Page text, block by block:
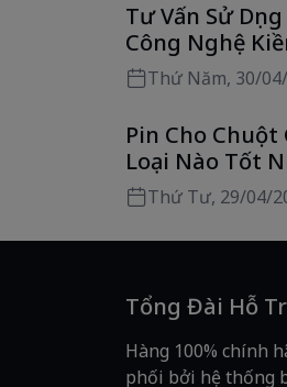
Tư Vấn Sử
Công Nghệ
Dây Tối Ưu
Thứ Năm, 30/
Pin Cho
Loại Nào Tốt
Thứ Tư, 29/04/
Tổng Đài Hỗ
Hàng 100% chính
phối bởi hệ thống